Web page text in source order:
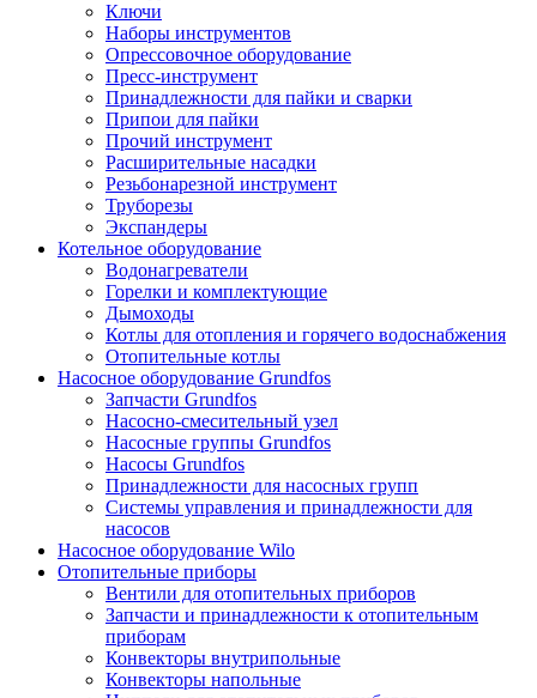
Ключи
Наборы инструментов
Опрессовочное оборудование
Пресс-инструмент
Принадлежности для пайки и сварки
Припои для пайки
Прочий инструмент
Расширительные насадки
Резьбонарезной инструмент
Труборезы
Экспандеры
Котельное оборудование
Водонагреватели
Горелки и комплектующие
Дымоходы
Котлы для отопления и горячего водоснабжения
Отопительные котлы
Насосное оборудование Grundfos
Запчасти Grundfos
Насосно-смесительный узел
Насосные группы Grundfos
Насосы Grundfos
Принадлежности для насосных групп
Системы управления и принадлежности для
насосов
Насосное оборудование Wilo
Отопительные приборы
Вентили для отопительных приборов
Запчасти и принадлежности к отопительным
приборам
Конвекторы внутрипольные
Конвекторы напольные